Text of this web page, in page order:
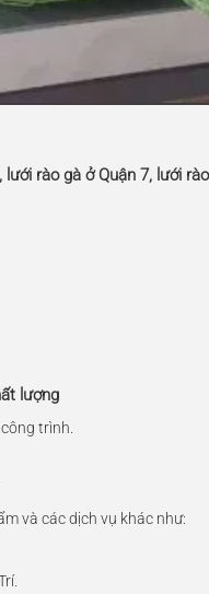
rào gà ở Quận 7, lưới
lượng
trình.
và các dịch vụ khác như: